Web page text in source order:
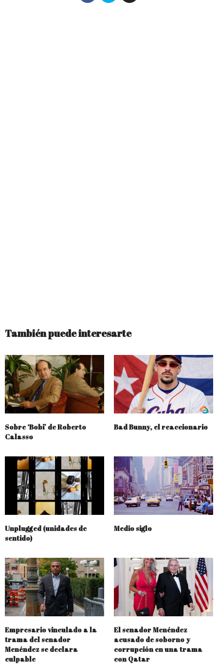
También puede interesarte
Sobre ‘Bobi’ de Roberto
Calasso
Bad Bunny, el reaccionario
Unplugged (unidades de
sentido)
Medio siglo
Empresario vinculado a la
trama del senador
Menéndez se declara
culpable
El senador Menéndez
acusado de soborno y
corrupción en una trama
con Qatar